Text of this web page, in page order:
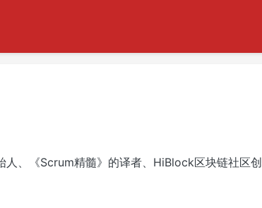
、《Scrum精髓》的译者、HiBlock区块链社区创